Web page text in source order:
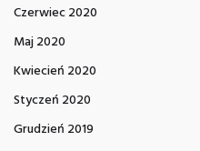
Czerwiec 2020
Maj 2020
Kwiecień 2020
Styczeń 2020
Grudzień 2019